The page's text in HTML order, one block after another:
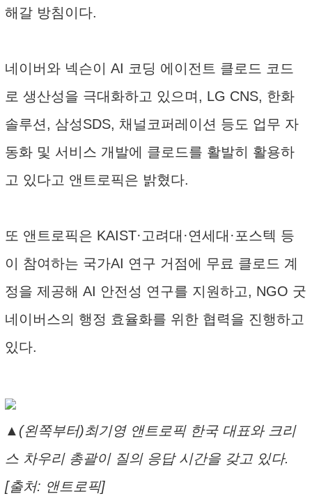
해갈 방침이다.
네이버와 넥슨이 AI 코딩 에이전트 클로드 코드
로 생산성을 극대화하고 있으며, LG CNS, 한화
솔루션, 삼성SDS, 채널코퍼레이션 등도 업무 자
동화 및 서비스 개발에 클로드를 활발히 활용하
고 있다고 앤트로픽은 밝혔다.
또 앤트로픽은 KAIST·고려대·연세대·포스텍 등
이 참여하는 국가AI 연구 거점에 무료 클로드 계
정을 제공해 AI 안전성 연구를 지원하고, NGO 굿
네이버스의 행정 효율화를 위한 협력을 진행하고
있다.
▲(왼쪽부터)최기영 앤트로픽 한국 대표와 크리
스 차우리 총괄이 질의 응답 시간을 갖고 있다.
[출처: 앤트로픽]